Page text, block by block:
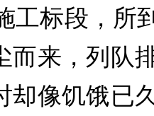
标段，所到
而来，列队
却像饥饿已